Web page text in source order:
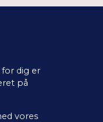
dig er
på
vores